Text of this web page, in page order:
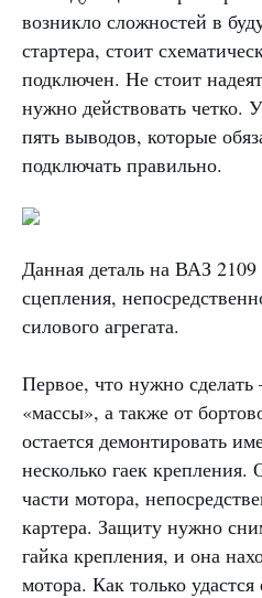
возникло сложностей в
стартера, стоит
подключен. Не стоит
нужно действовать четко.
пять выводов, которые
подключать правильно.
Данная деталь на ВАЗ 2109
сцепления,
силового агрегата.
Первое, что нужно
«массы», а также от
остается демонтировать
несколько гаек
части мотора,
картера. Защиту нужно
гайка крепления, и она
мотора. Как только